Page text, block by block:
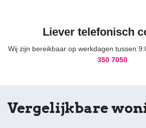
Liever telefonisch
Wij zijn bereikbaar op werkdagen tussen
350 7050
Vergelijkbare